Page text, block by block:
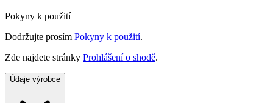
Pokyny k použití
Dodržujte prosím Pokyny k použití.
Zde najdete stránky Prohlášení o shodě.
Údaje výrobce